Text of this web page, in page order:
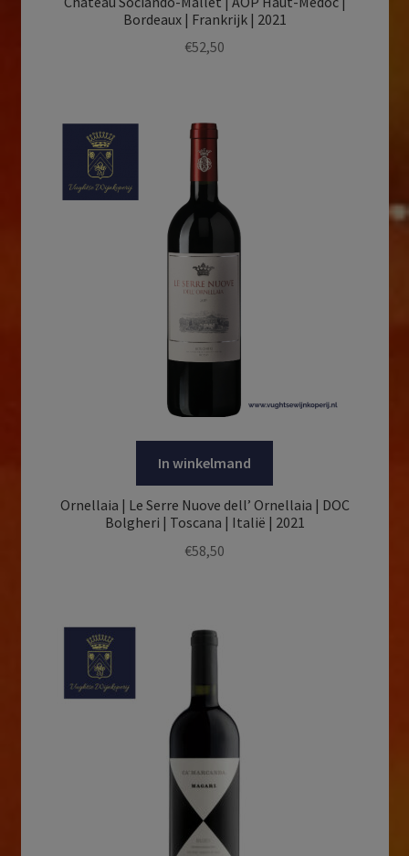
Bordeaux | Frankrijk | 2021
€52,50
In winkelmand
Ornellaia | Le Serre Nuove dell’ Ornellaia | DOC
Bolgheri | Toscana | Italië | 2021
€58,50